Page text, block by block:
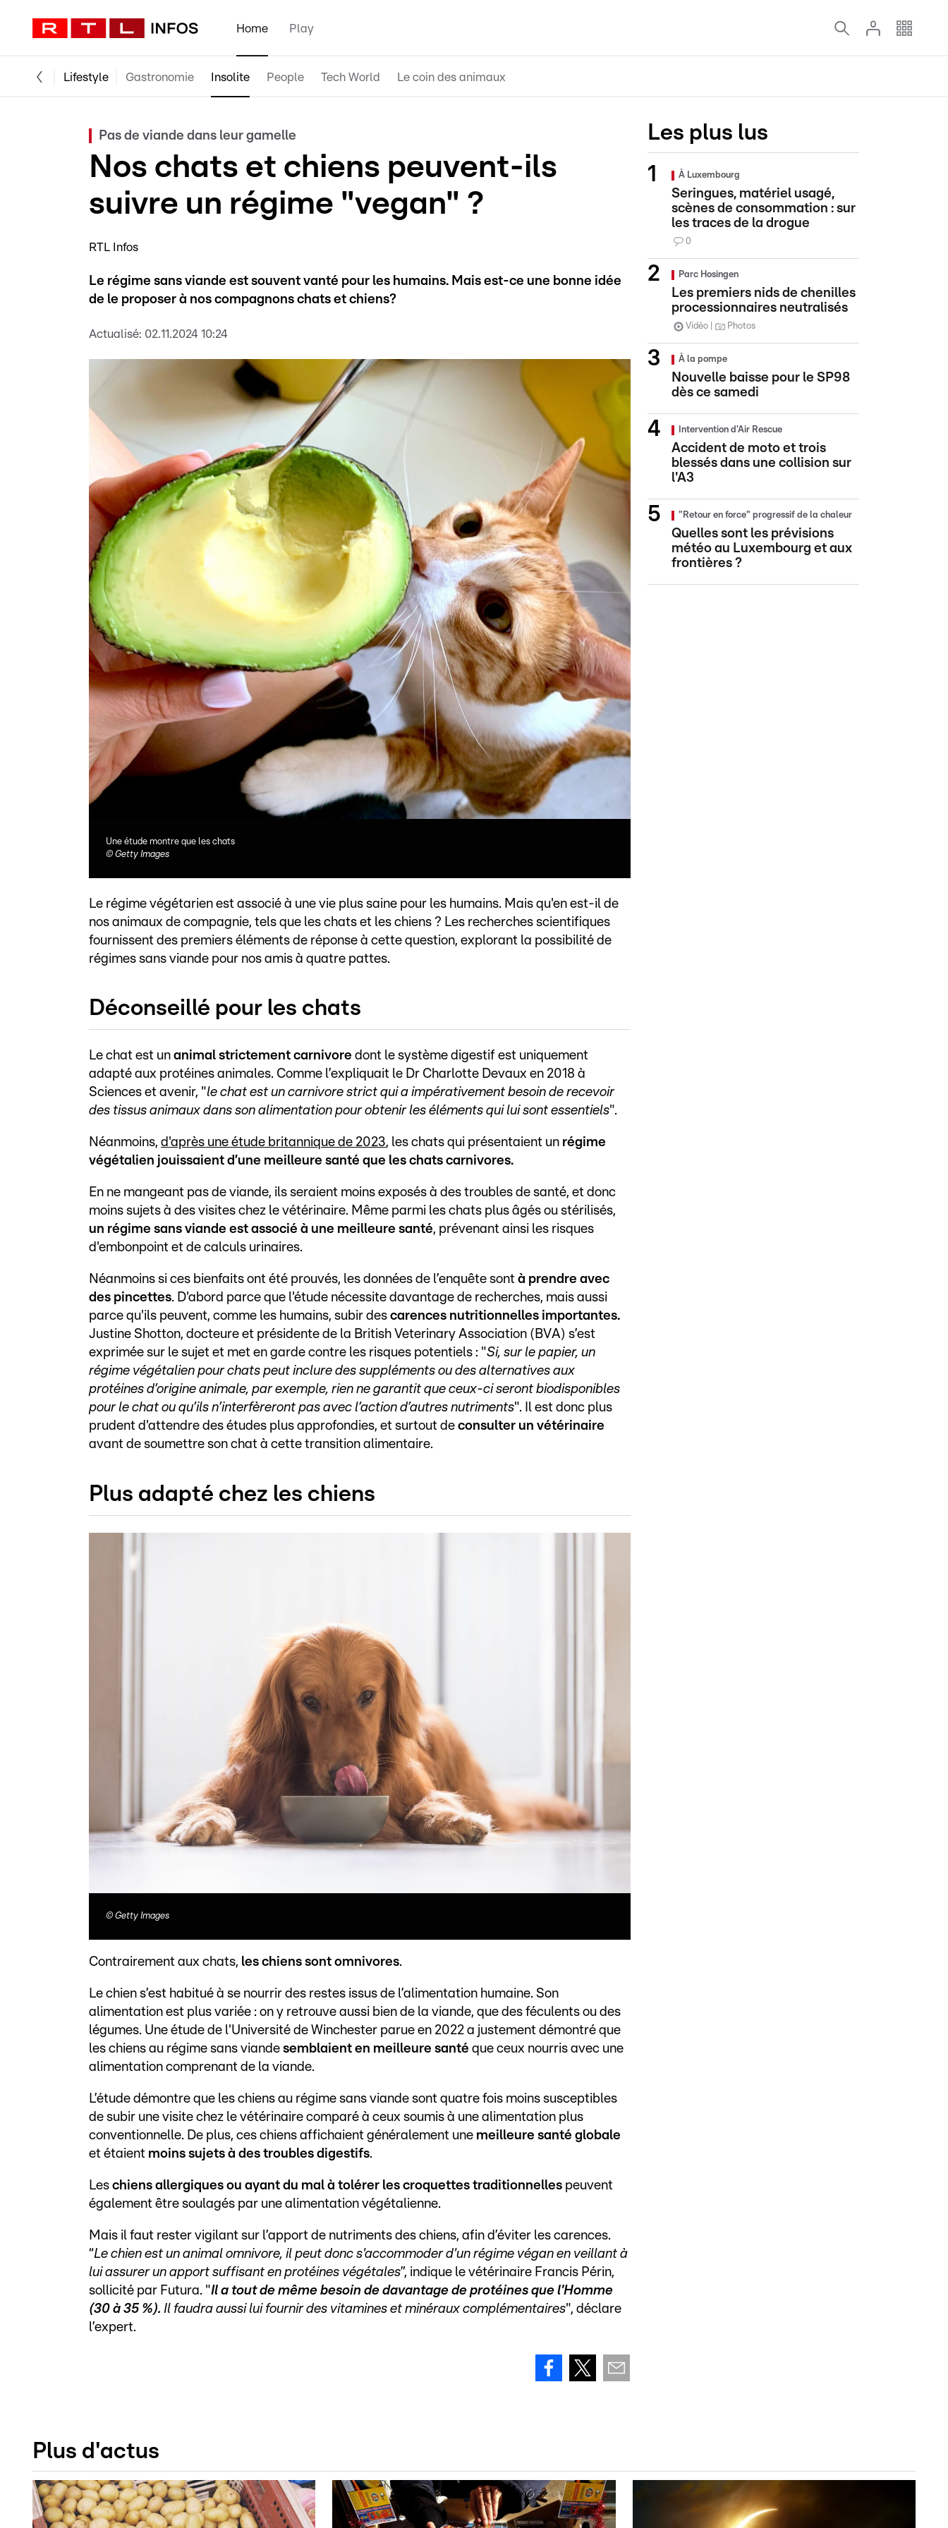
Home Play
Lifestyle Gastronomie Insolite People Tech World Le coin des animaux
Pas de viande dans leur gamelle
Nos chats et chiens peuvent-ils
suivre un régime "vegan" ?
RTL Infos
Le régime sans viande est souvent vanté pour les humains. Mais est-ce une bonne idée
de le proposer à nos compagnons chats et chiens?
Actualisé: 02.11.2024 10:24
Une étude montre que les chats
© Getty Images
Le régime végétarien est associé à une vie plus saine pour les humains. Mais qu'en est-il de
nos animaux de compagnie, tels que les chats et les chiens ? Les recherches scientifiques
fournissent des premiers éléments de réponse à cette question, explorant la possibilité de
régimes sans viande pour nos amis à quatre pattes.
Déconseillé pour les chats
Le chat est un animal strictement carnivore dont le système digestif est uniquement
adapté aux protéines animales. Comme l’expliquait le Dr Charlotte Devaux en 2018 à
Sciences et avenir, "le chat est un carnivore strict qui a impérativement besoin de recevoir
des tissus animaux dans son alimentation pour obtenir les éléments qui lui sont essentiels".
Néanmoins, d'après une étude britannique de 2023, les chats qui présentaient un régime
végétalien jouissaient d’une meilleure santé que les chats carnivores.
En ne mangeant pas de viande, ils seraient moins exposés à des troubles de santé, et donc
moins sujets à des visites chez le vétérinaire. Même parmi les chats plus âgés ou stérilisés,
un régime sans viande est associé à une meilleure santé, prévenant ainsi les risques
d'embonpoint et de calculs urinaires.
Néanmoins si ces bienfaits ont été prouvés, les données de l’enquête sont à prendre avec
des pincettes. D'abord parce que l'étude nécessite davantage de recherches, mais aussi
parce qu'ils peuvent, comme les humains, subir des carences nutritionnelles importantes.
Justine Shotton, docteure et présidente de la British Veterinary Association (BVA) s’est
exprimée sur le sujet et met en garde contre les risques potentiels : "Si, sur le papier, un
régime végétalien pour chats peut inclure des suppléments ou des alternatives aux
protéines d’origine animale, par exemple, rien ne garantit que ceux-ci seront biodisponibles
pour le chat ou qu’ils n’interfèreront pas avec l’action d’autres nutriments". Il est donc plus
prudent d'attendre des études plus approfondies, et surtout de consulter un vétérinaire
avant de soumettre son chat à cette transition alimentaire.
Plus adapté chez les chiens
© Getty Images
Contrairement aux chats, les chiens sont omnivores.
Le chien s’est habitué à se nourrir des restes issus de l’alimentation humaine. Son
alimentation est plus variée : on y retrouve aussi bien de la viande, que des féculents ou des
légumes. Une étude de l'Université de Winchester parue en 2022 a justement démontré que
les chiens au régime sans viande semblaient en meilleure santé que ceux nourris avec une
alimentation comprenant de la viande.
L’étude démontre que les chiens au régime sans viande sont quatre fois moins susceptibles
de subir une visite chez le vétérinaire comparé à ceux soumis à une alimentation plus
conventionnelle. De plus, ces chiens affichaient généralement une meilleure santé globale
et étaient moins sujets à des troubles digestifs.
Les chiens allergiques ou ayant du mal à tolérer les croquettes traditionnelles peuvent
également être soulagés par une alimentation végétalienne.
Mais il faut rester vigilant sur l’apport de nutriments des chiens, afin d’éviter les carences.
“Le chien est un animal omnivore, il peut donc s'accommoder d'un régime végan en veillant à
lui assurer un apport suffisant en protéines végétales”, indique le vétérinaire Francis Périn,
sollicité par Futura. "Il a tout de même besoin de davantage de protéines que l'Homme
(30 à 35 %). Il faudra aussi lui fournir des vitamines et minéraux complémentaires", déclare
l’expert.
Les plus lus
À Luxembourg
Seringues, matériel usagé,
scènes de consommation : sur
les traces de la drogue
0
Parc Hosingen
Les premiers nids de chenilles
processionnaires neutralisés
Vidéo Photos
À la pompe
Nouvelle baisse pour le SP98
dès ce samedi
Intervention d'Air Rescue
Accident de moto et trois
blessés dans une collision sur
l'A3
"Retour en force" progressif de la chaleur
Quelles sont les prévisions
météo au Luxembourg et aux
frontières ?
Plus d'actus